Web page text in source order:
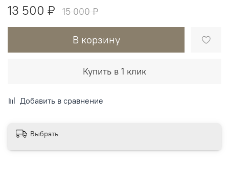
13 500 ₽ 15 000 ₽
В корзину
Купить в 1 клик
Добавить в сравнение
Выбрать